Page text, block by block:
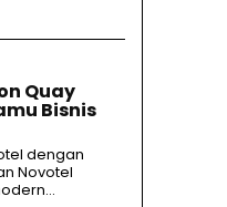
Quay
Bisnis
dengan
Novotel